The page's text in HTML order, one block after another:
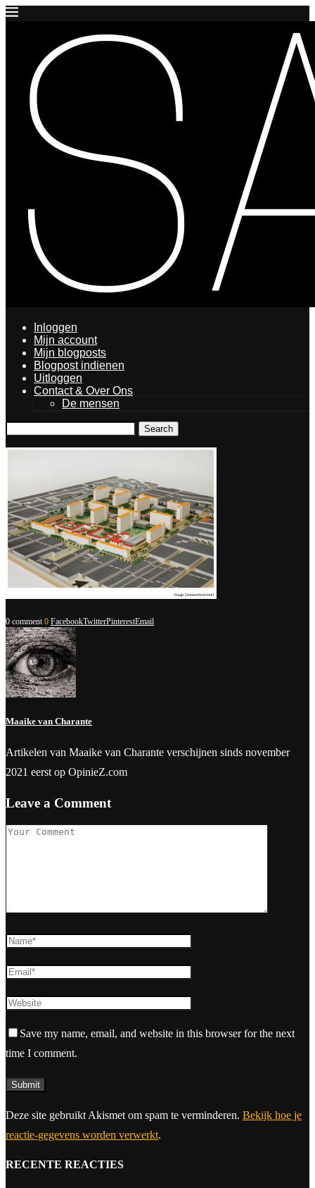
Inloggen
Mijn account
Mijn blogposts
Blogpost indienen
Uitloggen
Contact & Over Ons
De mensen
Search
0 comment 0 FacebookTwitterPinterestEmail
Maaike van Charante
Artikelen van Maaike van Charante verschijnen sinds november
2021 eerst op OpinieZ.com
Leave a Comment
Save my name, email, and website in this browser for the next
time I comment.
Deze site gebruikt Akismet om spam te verminderen. Bekijk hoe je
reactie-gegevens worden verwerkt.
RECENTE REACTIES